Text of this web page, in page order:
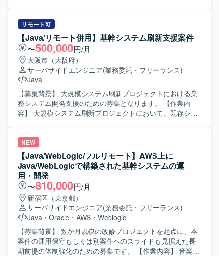
のため、リーダーのサポートをしながら設計・開発・運用
まで幅広い経験を積むことができます。 【開発環境】
Java、SpringBoot、SQLを用いたWebシステムの開発環境
となります。一部でPythonを利用したシステムも存在して
おり、スキルに応じて担当いただく可能性があります。
機能改善や不具合改修、パフォーマンス改善などを行い、
継続的なシステム品質および利便性の向上を図っていただ
きます。 【求める人物像】 関係者と円滑にコミュニケーシ
ョンを取りながら業務を進められる方を求めております。
前向きかつ柔軟な思考で、既存システムの改善点を自ら検
討し、主体的に提案・実行いただける方にご活躍いただけ
る環境です。 【ポジションの魅力】 国内基幹システムの中
核となる生産領域アプリケーションに携わることで、業務
理解と技術スキルの双方をバランス良く高めることができ
ます。要件定義から保守まで幅広い工程に関わるため、上
およびSQL・Javaを用いたシステム開発環境となります。
リモート可
【Java/リモート併用】基幹システム刷新支援案件
〜500,000円/月
大阪市（大阪府）
サーバサイドエンジニア(業務委託・フリーランス)
Java
【募集背景】 大規模システム刷新プロジェクトにおける業
務システム開発支援のための募集となります。 【作業内
容】 大規模システム刷新プロジェクトにおいて、既存シス
で一貫して対応いただきます。 【求める人物像】 システム
開発プロジェクトにおいて自ら主体的に技術調査や検証、
課題解決に取り組んでいただける方を求めています。長期
的に参画し、品質向上や生産性向上に向けた取り組みにも
前向きに関わっていただける方が望ましいです。 【ポジシ
ョンの魅力】 大規模システム刷新プロジェクトに長期的に
携わることで、要件定義からテストまで一連の工程を通じ
た開発経験を積むことができます。既存システムの機能分
離やサービス化といったモダナイゼーションに関わること
で、設計力や技術調査力、課題解決力を高めていただけま
す。 【開発環境】 Javaを用いたWebアプリケーション開発
環境を想定した業務となります。
NEW
【Java/WebLogic/フルリモート】AWS上に
Java/WebLogicで構築された基幹システムの運
用・開発
〜810,000円/月
新宿区（東京都）
サーバサイドエンジニア(業務委託・フリーランス)
Java ・ Oracle ・ AWS ・ Weblogic
【募集背景】 数か月規模の改修プロジェクトを起点に、本
案件の運用保守もしくは別案件へのスライドも見据えた長
期前提の体制強化のための募集です。 【作業内容】 音楽や